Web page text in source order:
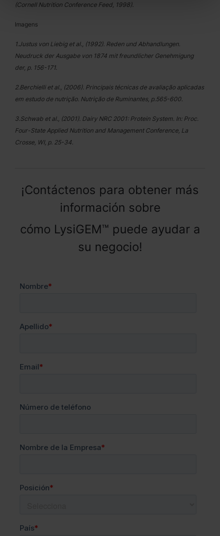
(Cornell Nutrition Conference Feed, 1998).
Imagens
1.Justus von Liebig et al., (1992). Reden und Abhandlungen.
Neudruck der Ausgabe von 1874 mit freundlicher Genehmigung
der, p. 156-171.
2.Berchielli et al., (2006). Principais técnicas de avaliação aplicadas
em estudo de nutrição. Nutrição de Ruminantes, p.565-600.
3.Schwab et al., (2001). Dairy NRC 2001: Protein System. In: Proc.
Four-State Applied Nutrition and Management Conference, La
Crosse, WI, p. 25-34.
¡Contáctenos para obtener más
información sobre
cómo LysiGEM™ puede ayudar a
su negocio!